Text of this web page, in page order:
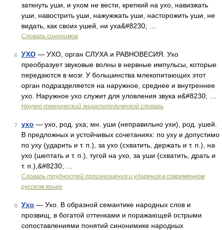
заткнуть уши, и ухом не вести, крепкий на ухо, навизжать
уши, навострить уши, нажужжать уши, насторожить уши, не
видать, как своих ушей, ни уха&#8230; …
Словарь синонимов
6 УХО — УХО, орган СЛУХА и РАВНОВЕСИЯ. Ухо
преобразует звуковые волны в нервные импульсы, которые
передаются в мозг. У большинства млекопитающих этот
орган подразделяется на наружное, среднее и внутреннее
ухо. Наружное ухо служит для уловления звука и&#8230; …
Научно-технический энциклопедический словарь
7 ухо — ухо, род. уха; мн. уши (неправильно ухи), род. ушей.
В предложных и устойчивых сочетаниях: по уху и допустимо
по уху (ударить и т. п.), за ухо (схватить, держать и т. п.), на
ухо (шептать и т. п.), тугой на ухо, за уши (схватить, драть и
т. п.),&#8230; …
Словарь трудностей произношения и ударения в современном
русском языке
8 Ухо — Ухо. В образной семантике народных слов и
прозвищ, в богатой оттенками и поражающей острыми
сопоставлениями понятий синонимике народных